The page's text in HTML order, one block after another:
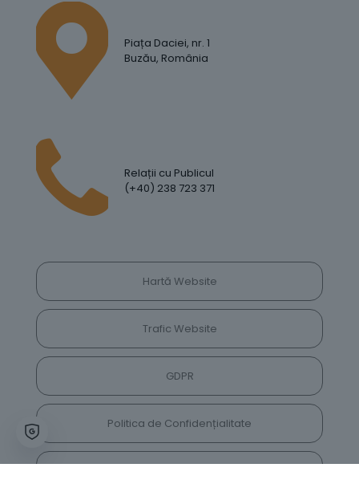
Piața Daciei, nr. 1
Buzău, România
Relații cu Publicul
(+40) 238 723 371
Hartă Website
Trafic Website
GDPR
Politica de Confidențialitate